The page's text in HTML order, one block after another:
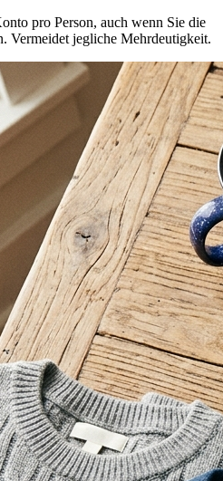
pro Person, auch wenn Sie die
Vermeidet jegliche Mehrdeutigkeit.